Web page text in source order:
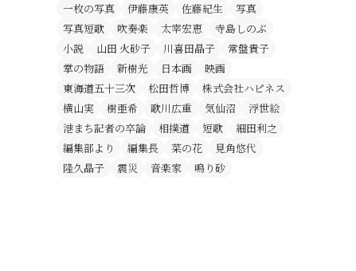
一枚の写真
伊藤康英 佐藤紀生
写真
写真短歌
吹奏楽 太宰宏恵
寺島しのぶ
小説
山田 火砂子 川喜田晶子
常盤貴子
掌の物語
新樹光 日本画
映画
東海道五十三次
松田哲博
株式会社ハピネス
横山実
樹亜希 歌川広重 気仙沼
浮世絵
港まち記者の卒論
相撲道 短歌
細田利之
編集部より
編集長 菜の花
見角悠代
隆久晶子
震災 音楽家 鳴り砂